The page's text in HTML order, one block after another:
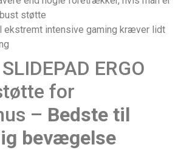
støtte
ekstremt intensive gaming kræver lidt
ERGO
for
– Bedste til
bevægelse